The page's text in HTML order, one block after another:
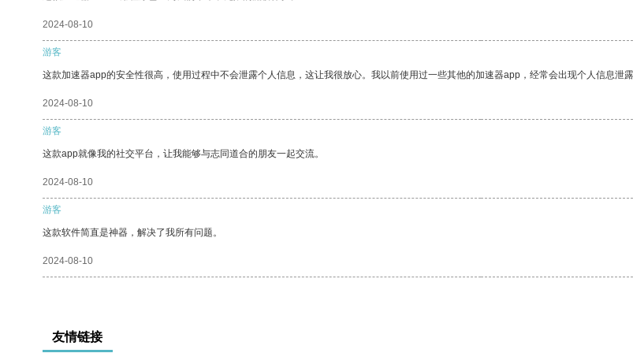
2024-08-10
游客
这款加速器app的安全性很高，使用过程中不会泄露个人信息，这让我很放心。我以前使用过一些其他的加速器app，经常会出现个人信息泄
2024-08-10
游客
这款app就像我的社交平台，让我能够与志同道合的朋友一起交流。
2024-08-10
游客
这款软件简直是神器，解决了我所有问题。
2024-08-10
友情链接